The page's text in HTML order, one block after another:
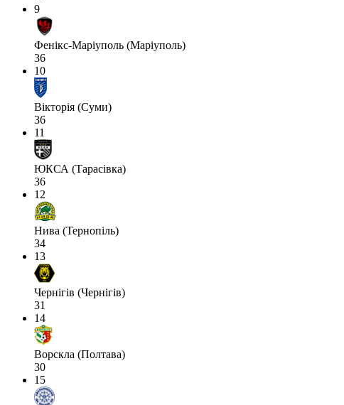
9
Фенікс-Маріуполь (Маріуполь)
36
10
Вікторія (Суми)
36
11
ЮКСА (Тарасівка)
36
12
Нива (Тернопіль)
34
13
Чернігів (Чернігів)
31
14
Ворскла (Полтава)
30
15